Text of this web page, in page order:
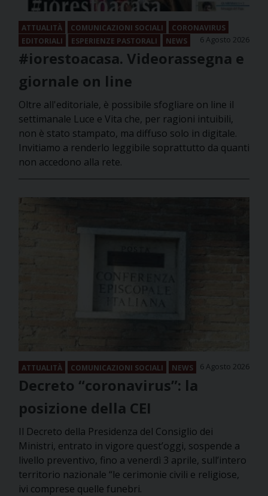
ATTUALITÀ COMUNICAZIONI SOCIALI
CORONAVIRUS
EDITORIALI
ESPERIENZE PASTORALI NEWS 6 Agosto 2026
#iorestoacasa. Videorassegna e
giornale on line
Oltre all'editoriale, è possibile sfogliare on line il
settimanale Luce e Vita che, per ragioni intuibili,
non è stato stampato, ma diffuso solo in digitale.
Invitiamo a renderlo leggibile soprattutto da quanti
non accedono alla rete.
ATTUALITÀ COMUNICAZIONI SOCIALI NEWS 6 Agosto 2026
Decreto “coronavirus”: la
posizione della CEI
Il Decreto della Presidenza del Consiglio dei
Ministri, entrato in vigore quest’oggi, sospende a
livello preventivo, fino a venerdì 3 aprile, sull’intero
territorio nazionale “le cerimonie civili e religiose,
ivi comprese quelle funebri.